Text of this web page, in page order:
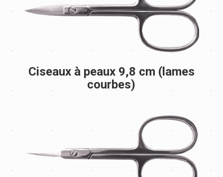
Ciseaux à peaux 9,8 cm (lames
courbes)